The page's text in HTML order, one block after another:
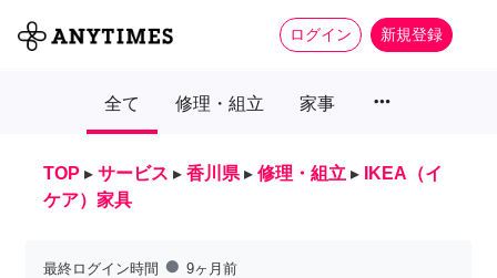
ログイン 新規登録
全て 修理・組立 家事 more_horiz
TOP ▸ サービス ▸ 香川県 ▸ 修理・組立 ▸
IKEA（イ
ケア）家具
最終ログイン時間 fiber_manual_record 9ヶ月前